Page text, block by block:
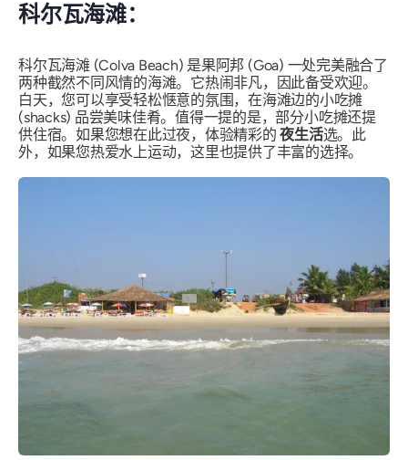
科尔瓦海滩：
科尔瓦海滩 (Colva Beach) 是果阿邦 (Goa) 一处完美融合了
两种截然不同风情的海滩。它热闹非凡，因此备受欢迎。
白天，您可以享受轻松惬意的氛围，在海滩边的小吃摊
(shacks) 品尝美味佳肴。值得一提的是，部分小吃摊还提
供住宿。如果您想在此过夜，体验精彩的夜生活选。此
外，如果您热爱水上运动，这里也提供了丰富的选择。